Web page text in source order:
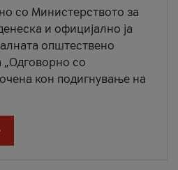
со Министерството за
и официјално ја
општествено
со
кон подигнување на